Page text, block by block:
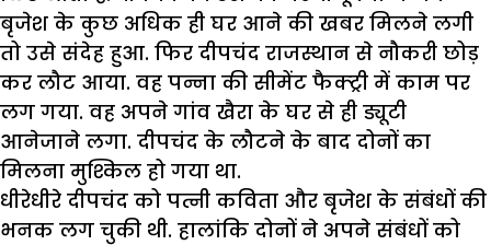
बृजेश के कुछ अधिक ही घर आने की खबर मिलने लगी
तो उसे संदेह हुआ. फिर दीपचंद राजस्थान से नौकरी छोड़
कर लौट आया. वह पन्ना की सीमेंट फैक्ट्री में काम पर
लग गया. वह अपने गांव खैरा के घर से ही ड्यूटी
आनेजाने लगा. दीपचंद के लौटने के बाद दोनों का
मिलना मुश्किल हो गया था.
धीरेधीरे दीपचंद को पत्नी कविता और बृजेश के संबंधों की
भनक लग चुकी थी. हालांकि दोनों ने अपने संबंधों को